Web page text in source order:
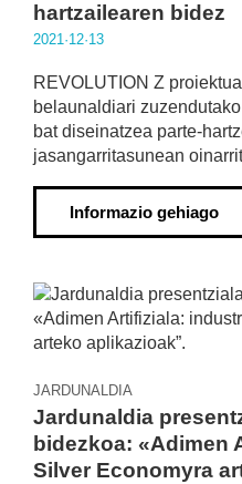
hartzailearen bidez
2021·12·13
REVOLUTION Z
belaunaldiari
bat diseinatzea parte-
jasangarritasunean
Informazio gehiago
JARDUNALDIA
Jardunaldia
bidezkoa: «Adimen
Silver Economyra